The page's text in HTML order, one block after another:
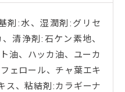
剤:水、湿潤剤:グリセ
清浄剤:石ケン素地、
油、ハッカ油、ユーカ
ェロール、チャ葉エキ
ス、粘結剤:カラギーナ